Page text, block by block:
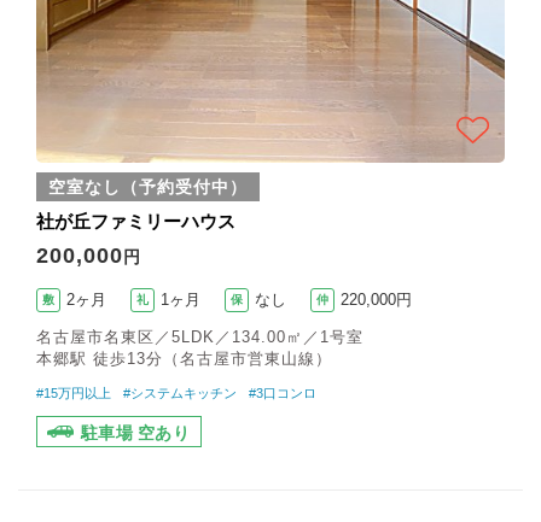
空室なし（予約受付中）
社が丘ファミリーハウス
200,000 円
敷 2ヶ月 礼 1ヶ月 保 なし 仲 220,000円
名古屋市名東区／5LDK／134.00㎡／1号室
本郷駅 徒歩13分（名古屋市営東山線）
#15万円以上 #システムキッチン #3口コンロ
駐車場 空あり